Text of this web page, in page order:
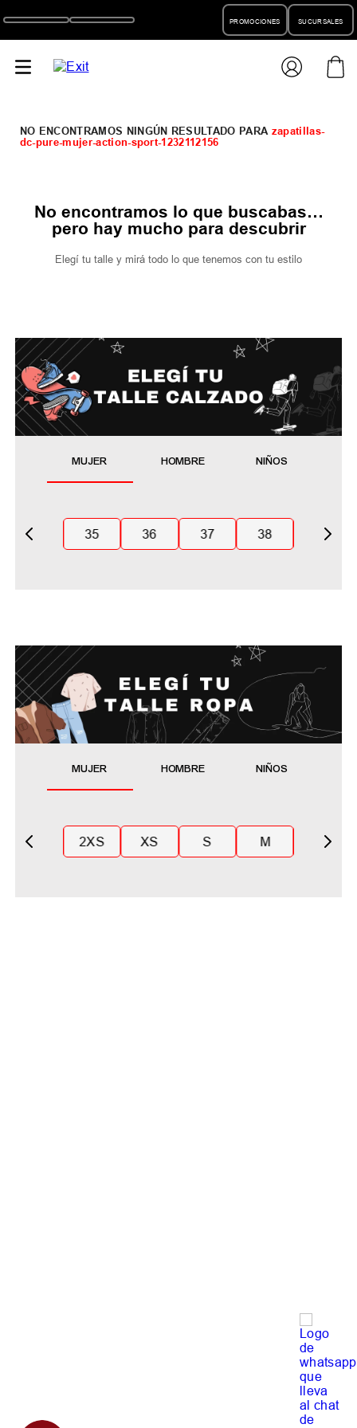
PROMOCIONES SUCURSALES
zapatillas-
dc-pure-mujer-action-sport-1232112156
No encontramos lo que buscabas…
pero hay mucho para descubrir
Elegí tu talle y mirá todo lo que tenemos con tu estilo
MUJER HOMBRE NIÑOS
35 36 37 38
MUJER HOMBRE NIÑOS
2XS XS S M